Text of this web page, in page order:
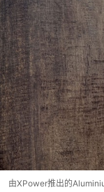
由XPower推出的